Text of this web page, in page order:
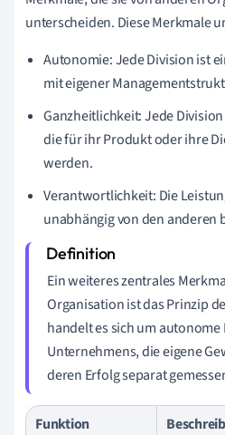
unterscheiden. Diese Merkmale
Autonomie: Jede Division ist
mit eigener
Ganzheitlichkeit: Jede
die für ihr Produkt oder ihre
werden.
Verantwortlichkeit: Die
unabhängig von den anderen
Ein weiteres zentrales
Organisation ist das Prinzip
handelt es sich um
Unternehmens, die eigene
deren Erfolg separat
Funktion